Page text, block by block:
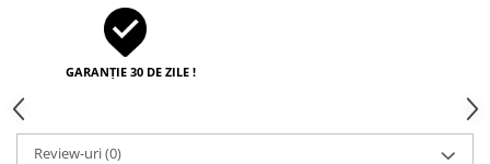
GARANȚIE 30 DE ZILE !
Review-uri(0)